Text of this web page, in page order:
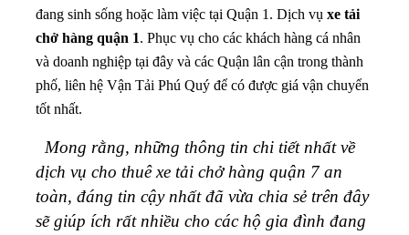
đang sinh sống hoặc làm việc tại Quận 1. Dịch vụ xe tải
chở hàng quận 1. Phục vụ cho các khách hàng cá nhân
và doanh nghiệp tại đây và các Quận lân cận trong thành
phố, liên hệ Vận Tải Phú Quý để có được giá vận chuyển
tốt nhất.
Mong rằng, những thông tin chi tiết nhất về
dịch vụ cho thuê xe tải chở hàng quận 7 an
toàn, đáng tin cậy nhất đã vừa chia sẻ trên đây
sẽ giúp ích rất nhiều cho các hộ gia đình đang